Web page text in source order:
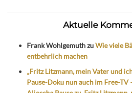
Aktuelle
Frank WohlgemuthzuWie viele
entbehrlich machen
„Fritz Litzmann, mein Vater und
Pause-Doku nun auch im Free-TV